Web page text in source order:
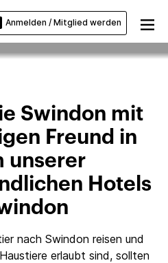
Anmelden / Mitglied werden
Hotels in
Swindon mit
Freund in
unserer
Hotels
nach Swindon reisen und
erlaubt sind, sollten